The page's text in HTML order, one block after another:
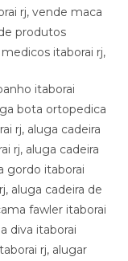
rj, vende maca
produtos
itaborai rj,
itaborai
bota ortopedica
rj, aluga cadeira
rj, aluga cadeira
gordo itaborai
aluga cadeira de
fawler itaborai
diva itaborai
rj, alugar